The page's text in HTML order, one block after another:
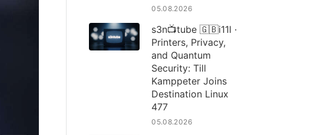
05.08.2026
s3n📺tube 🇬🇧i11l ·
Printers, Privacy,
and Quantum
Security: Till
Kamppeter Joins
Destination Linux
477
05.08.2026